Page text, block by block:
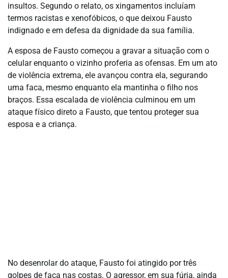
insultos. Segundo o relato, os xingamentos incluíam
termos racistas e xenofóbicos, o que deixou Fausto
indignado e em defesa da dignidade da sua família.
A esposa de Fausto começou a gravar a situação com o
celular enquanto o vizinho proferia as ofensas. Em um ato
de violência extrema, ele avançou contra ela, segurando
uma faca, mesmo enquanto ela mantinha o filho nos
braços. Essa escalada de violência culminou em um
ataque físico direto a Fausto, que tentou proteger sua
esposa e a criança.
No desenrolar do ataque, Fausto foi atingido por três
golpes de faca nas costas. O agressor, em sua fúria, ainda